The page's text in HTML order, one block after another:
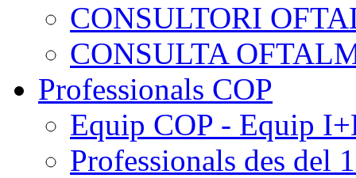
CONSULTORI
CONSULTA
Professionals COP
Equip COP - Equip
Professionals des del